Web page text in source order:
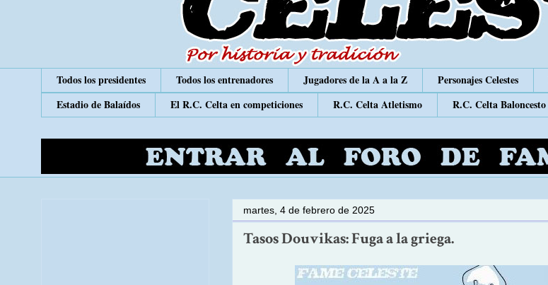
Todos los presidentes Todos los entrenadores Jugadores de la A a la Z Personajes Celestes
Estadio de Balaídos
El R.C. Celta en competiciones R.C. Celta Atletismo R.C. Celta Baloncesto
martes, 4 de febrero de 2025
Tasos Douvikas: Fuga a la griega.